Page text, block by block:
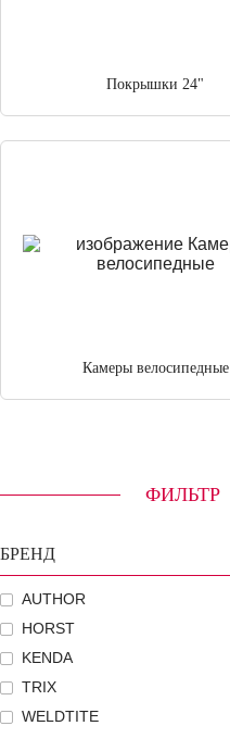
Покрышки 24"
Камеры велосипедные
ФИЛЬТР
БРЕНД
AUTHOR
HORST
KENDA
TRIX
WELDTITE